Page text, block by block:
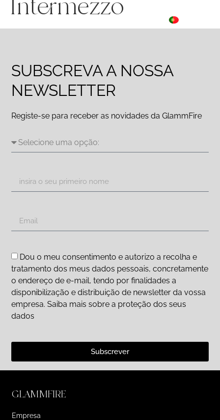
Intermezzo
SUBSCREVA A NOSSA
NEWSLETTER
Registe-se para receber as novidades da GlammFire
Dou o meu consentimento e autorizo a recolha e
tratamento dos meus dados pessoais, concretamente
o endereço de e-mail, tendo por finalidades a
disponibilização e distribuição de newsletter da vossa
empresa. Saiba mais sobre a proteção dos seus
dados
Subscrever
GLAMMFIRE
Empresa